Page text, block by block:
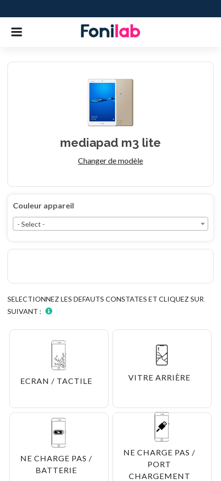
mediapad m3 lite
Changer de modèle
Couleur appareil
- Select -
SELECTIONNEZ LES DEFAUTS CONSTATES ET CLIQUEZ SUR
SUIVANT :
ECRAN / TACTILE VITRE ARRIÈRE
NE CHARGE PAS /
BATTERIE
NE CHARGE PAS /
PORT
CHARGEMENT